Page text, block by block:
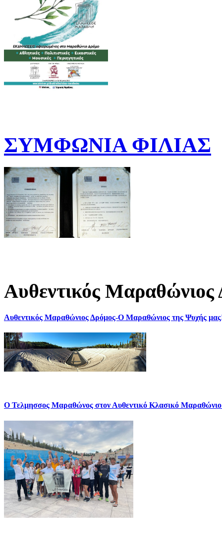
ΣΥΜΦΩΝΙΑ ΦΙΛΙΑΣ
Αυθεντικός Μαραθώνιος
Αυθεντικός Μαραθώνιος Δρόμος-Ο Μαραθώνιος της Ψυχής
Ο Τελμησσος Μαραθώνος στον Αυθεντικό Κλασικό